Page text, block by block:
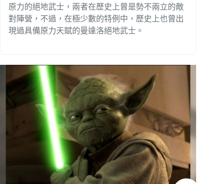
原力的絕地武士，兩者在歷史上曾是勢不兩立的敵
對陣營，不過，在極少數的特例中，歷史上也曾出
現過具備原力天賦的曼達洛絕地武士。